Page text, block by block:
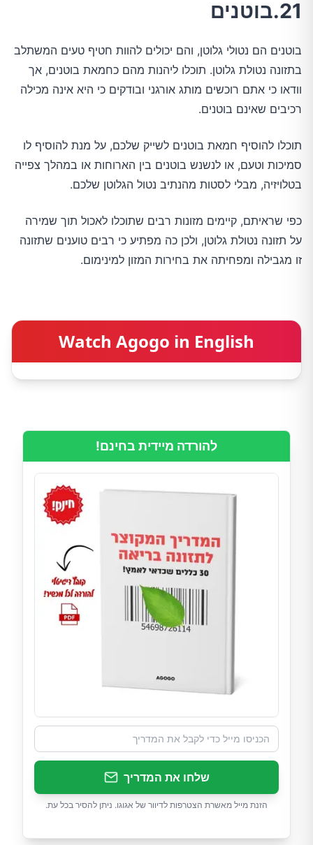
21.בוטנים
בוטנים הם נטולי גלוטן, והם יכולים להוות חטיף טעים המשתלב
בתזונה נטולת גלוטן. תוכלו ליהנות מהם כחמאת בוטנים, אך
וודאו כי אתם רוכשים מותג אורגני ובודקים כי היא אינה מכילה
רכיבים שאינם בוטנים.
תוכלו להוסיף חמאת בוטנים לשייק שלכם, על מנת להוסיף לו
סמיכות וטעם, או לנשנש בוטנים בין הארוחות או במהלך צפייה
בטלויזיה, מבלי לסטות מהנתיב נטול הגלוטן שלכם.
כפי שראיתם, קיימים מזונות רבים שתוכלו לאכול תוך שמירה
על תזונה נטולת גלוטן, ולכן כה מפתיע כי רבים טוענים שתזונה
זו מגבילה ומפחיתה את בחירות המזון למינימום.
Watch Agogo in English
להורדה מיידית בחינם!
שלחו את המדריך
הזנת מייל מאשרת הצטרפות לדיוור של אגוגו. ניתן להסיר בכל עת.